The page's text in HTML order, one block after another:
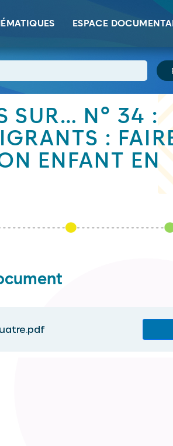
ESPACE
SUR… N° 34 :
:
ENFANT EN